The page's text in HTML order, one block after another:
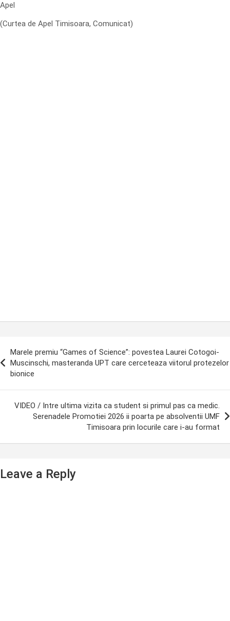
Apel
(Curtea de Apel Timisoara, Comunicat)
Marele premiu “Games of Science”: povestea Laurei Cotogoi-
Muscinschi, masteranda UPT care cerceteaza viitorul protezelor
bionice
VIDEO / Intre ultima vizita ca student si primul pas ca medic.
Serenadele Promotiei 2026 ii poarta pe absolventii UMF
Timisoara prin locurile care i-au format
Leave a Reply